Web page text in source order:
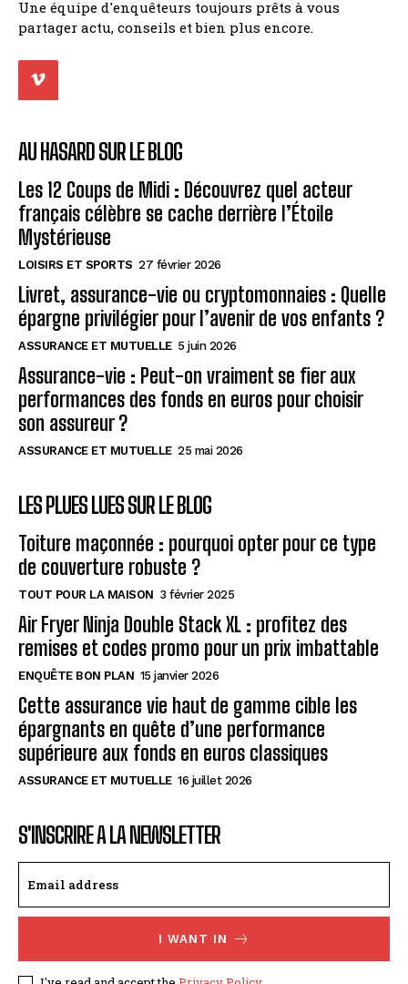
Une équipe d'enquêteurs toujours prêts à vous
partager actu, conseils et bien plus encore.
AU HASARD SUR LE BLOG
Les 12 Coups de Midi : Découvrez quel acteur
français célèbre se cache derrière l’Étoile
Mystérieuse
LOISIRS ET SPORTS 27 février 2026
Livret, assurance-vie ou cryptomonnaies : Quelle
épargne privilégier pour l’avenir de vos enfants ?
ASSURANCE ET MUTUELLE 5 juin 2026
Assurance-vie : Peut-on vraiment se fier aux
performances des fonds en euros pour choisir
son assureur ?
ASSURANCE ET MUTUELLE 25 mai 2026
LES PLUES LUES SUR LE BLOG
Toiture maçonnée : pourquoi opter pour ce type
de couverture robuste ?
TOUT POUR LA MAISON 3 février 2025
Air Fryer Ninja Double Stack XL : profitez des
remises et codes promo pour un prix imbattable
ENQUÊTE BON PLAN 15 janvier 2026
Cette assurance vie haut de gamme cible les
épargnants en quête d’une performance
supérieure aux fonds en euros classiques
ASSURANCE ET MUTUELLE 16 juillet 2026
S'INSCRIRE A LA NEWSLETTER
I WANT IN